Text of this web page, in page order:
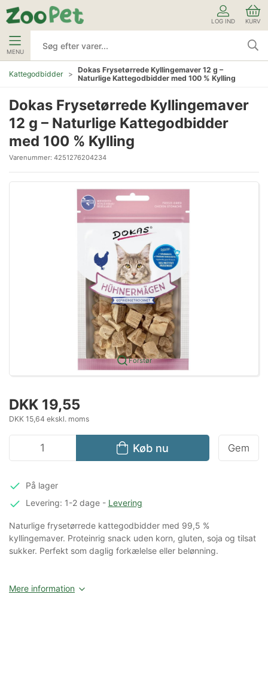
LOG IND KURV
MENU
Kattegodbidder
Dokas Frysetørrede Kyllingemaver 12 g –
Naturlige Kattegodbidder med 100 % Kylling
Dokas Frysetørrede Kyllingemaver
12 g – Naturlige Kattegodbidder
med 100 % Kylling
Varenummer: 4251276204234
Forstør
DKK 19,55
DKK 15,64 ekskl. moms
Køb nu Gem
På lager
Levering: 1-2 dage- Levering
Naturlige frysetørrede kattegodbidder med 99,5 %
kyllingemaver. Proteinrig snack uden korn, gluten, soja og tilsat
sukker. Perfekt som daglig forkælelse eller belønning.
Mere information